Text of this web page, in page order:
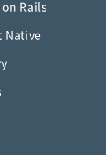
on Rails
Native